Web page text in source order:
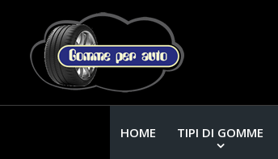
HOME TIPI DI GOMME